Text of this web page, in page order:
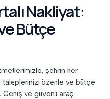
Nakliyat:
Bütçe
şehrin her
taleplerinizi özenle ve bütçe
ve güvenli araç